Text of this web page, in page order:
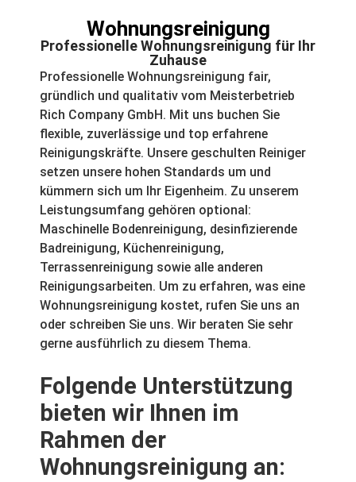
Wohnungsreinigung
Professionelle Wohnungsreinigung für Ihr
Zuhause
Professionelle Wohnungsreinigung fair,
gründlich und qualitativ vom Meisterbetrieb
Rich Company GmbH. Mit uns buchen Sie
flexible, zuverlässige und top erfahrene
Reinigungskräfte. Unsere geschulten Reiniger
setzen unsere hohen Standards um und
kümmern sich um Ihr Eigenheim. Zu unserem
Leistungsumfang gehören optional:
Maschinelle Bodenreinigung, desinfizierende
Badreinigung, Küchenreinigung,
Terrassenreinigung sowie alle anderen
Reinigungsarbeiten. Um zu erfahren, was eine
Wohnungsreinigung kostet, rufen Sie uns an
oder schreiben Sie uns. Wir beraten Sie sehr
gerne ausführlich zu diesem Thema.
Folgende Unterstützung
bieten wir Ihnen im
Rahmen der
Wohnungsreinigung an: